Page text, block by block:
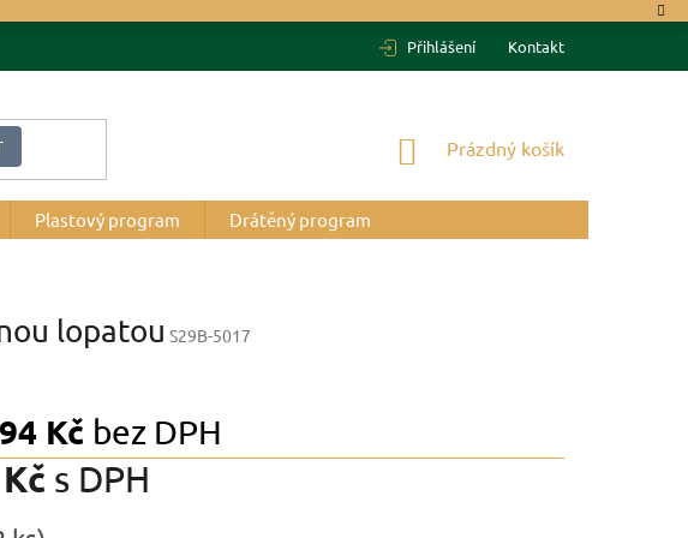
Přihlášení Kontakt
NÁKUPNÍ
Prázdný košík
Plastový program Drátěný program
lopatou S29B-5017
Kč bez DPH
s DPH